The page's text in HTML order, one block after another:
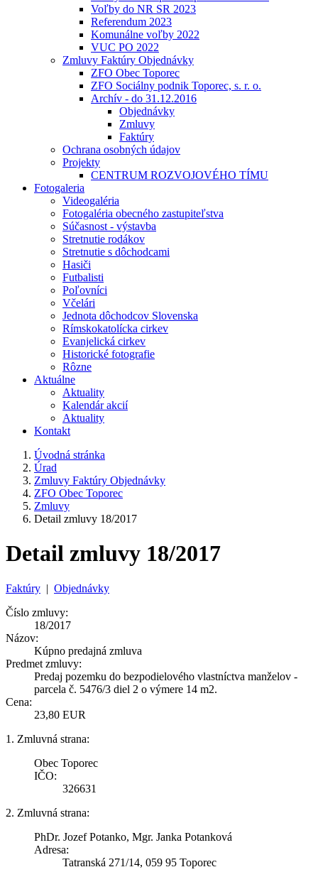
Voľby do NR SR 2023
Referendum 2023
Komunálne voľby 2022
VUC PO 2022
Zmluvy Faktúry Objednávky
ZFO Obec Toporec
ZFO Sociálny podnik Toporec, s. r. o.
Archív - do 31.12.2016
Objednávky
Zmluvy
Faktúry
Ochrana osobných údajov
Projekty
CENTRUM ROZVOJOVÉHO TÍMU
Fotogaleria
Videogaléria
Fotogaléria obecného zastupiteľstva
Súčasnost - výstavba
Stretnutie rodákov
Stretnutie s dôchodcami
Hasiči
Futbalisti
Poľovníci
Včelári
Jednota dôchodcov Slovenska
Rímskokatolícka cirkev
Evanjelická cirkev
Historické fotografie
Rôzne
Aktuálne
Aktuality
Kalendár akcií
Aktuality
Kontakt
Úvodná stránka
Úrad
Zmluvy Faktúry Objednávky
ZFO Obec Toporec
Zmluvy
Detail zmluvy 18/2017
Detail zmluvy 18/2017
Faktúry | Objednávky
Číslo zmluvy:
18/2017
Názov:
Kúpno predajná zmluva
Predmet zmluvy:
Predaj pozemku do bezpodielového vlastníctva manželov -
parcela č. 5476/3 diel 2 o výmere 14 m2.
Cena:
23,80 EUR
1. Zmluvná strana:
Obec Toporec
IČO:
326631
2. Zmluvná strana:
PhDr. Jozef Potanko, Mgr. Janka Potanková
Adresa:
Tatranská 271/14, 059 95 Toporec